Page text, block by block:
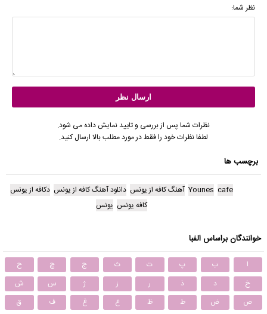
نظر شما:
نظرات شما پس از بررسی و تایید نمایش داده می شود.
لطفا نظرات خود را فقط در مورد مطلب بالا ارسال کنید.
برچسب ها
cafe
Younes آهنگ کافه از یونس دانلود آهنگ کافه از یونس دکافه از یونس
کافه یونس یونس
خوانندگان براساس الفبا
ا ب پ ت ث ج چ
ح
خ
د ذ ر ز ژ س
ش
ص
ض ط ظ ع غ ف
ق